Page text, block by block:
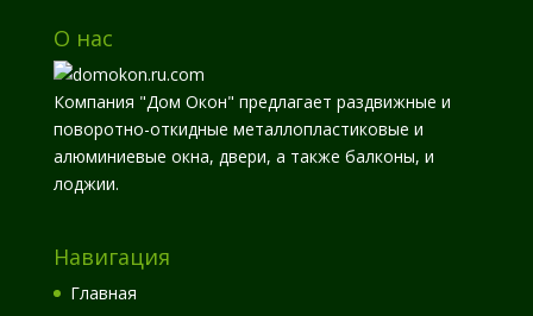
О нас
Компания "Дом Окон" предлагает раздвижные и
поворотно-откидные металлопластиковые и
алюминиевые окна, двери, а также балконы, и
лоджии.
Навигация
Главная